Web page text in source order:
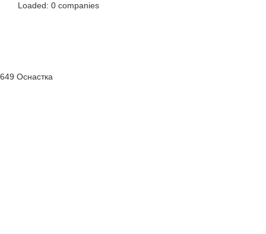
Loaded: 0 companies
649 Оснастка